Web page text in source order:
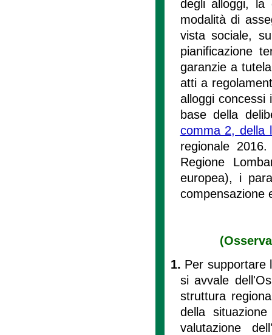
degli alloggi, la
modalità di
vista sociale,
pianificazione
garanzie a
atti a
alloggi
base della
comma 2, della
regionale
Regione
europea), i
compensazione
1. Per supportare
si avvale
struttura
della
valutazione